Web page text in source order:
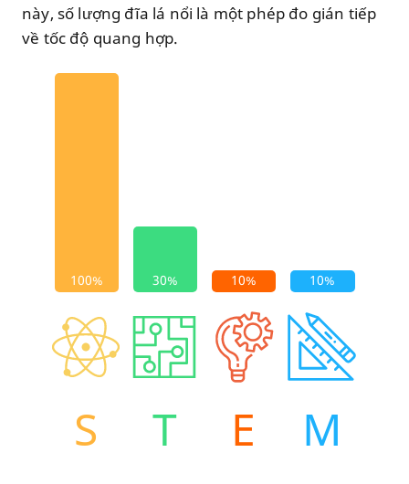
này, số lượng đĩa lá nổi là một phép đo gián tiếp
về tốc độ quang hợp.
S T E M